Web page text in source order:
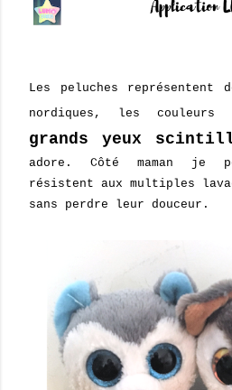
Les peluches représentent
nordiques, les
grands yeux
adore. Côté maman je
résistent aux multiples
sans perdre leur douceur.